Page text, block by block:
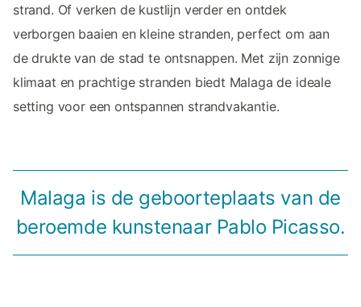
strand. Of verken de kustlijn verder en ontdek
verborgen baaien en kleine stranden, perfect om aan
de drukte van de stad te ontsnappen. Met zijn zonnige
klimaat en prachtige stranden biedt Malaga de ideale
setting voor een ontspannen strandvakantie.
Malaga is de geboorteplaats van de
beroemde kunstenaar Pablo Picasso.